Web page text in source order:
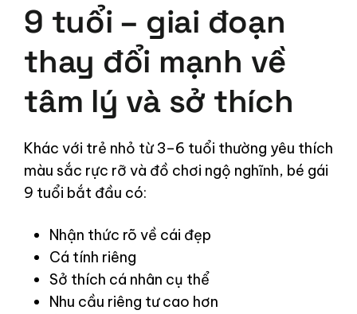
9 tuổi – giai đoạn
thay đổi mạnh về
tâm lý và sở thích
Khác với trẻ nhỏ từ 3–6 tuổi thường yêu thích
màu sắc rực rỡ và đồ chơi ngộ nghĩnh, bé gái
9 tuổi bắt đầu có:
Nhận thức rõ về cái đẹp
Cá tính riêng
Sở thích cá nhân cụ thể
Nhu cầu riêng tư cao hơn